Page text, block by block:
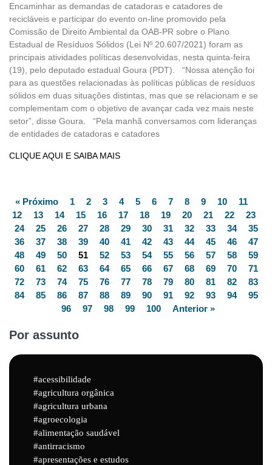
Encaminhar as demandas de catadoras e catadores de
recicláveis e participar do evento on-line promovido pela
Comissão de Direito Ambiental da OAB-PR sobre o Plano
Estadual de Resíduos Sólidos (Lei Nº 20.607/2021) foram as
principais atividades políticas desenvolvidas, nesta quinta-feira
(19), pelo deputado estadual Goura (PDT). “Nossa atenção foi
para as questões relacionadas às políticas públicas de resíduos
sólidos em duas situações distintas, mas que se relacionam e se
complementam com o objetivo de avançar cada vez mais neste
setor”, disse Goura. “Pela manhã conversamos com lideranças
de entidades de catadoras e catadores
CLIQUE AQUI E SAIBA MAIS
« Próximo 1 2 3 4 5 6 7 8 9 10
11
12
13 14 15 16 17 18 19 20 21 22
23
24
25 26 27 28 29 30 31 32 33 34
35
36
37 38 39 40 41 42 43 44 45 46
47
48
49 50 51 52 53 54 55 56 57 58
59
60
61 62 63 64 65 66 67 68 69 70
71
72
73 74 75 76 77 78 79 80 81 82
83
84
85 86 87 88 89 90 91 92 93 94
95
96
97 98 99 100 Anterior »
Por assunto
acessibilidade
agricultura orgânica
agricultura urbana
agroecologia
alimentação saudável
antirracismo
apresentações e estudos